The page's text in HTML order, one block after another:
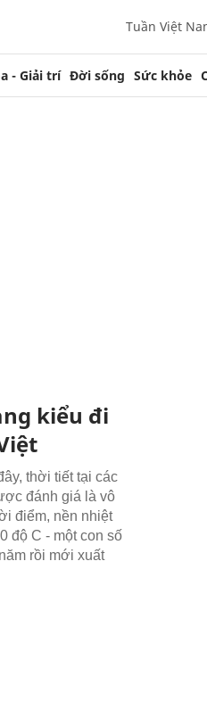
Tuần Việt
- Giải trí Đời sống Sức khỏe
kiểu đi
thời tiết tại các
đánh giá là vô
điểm, nền nhiệt
độ C - một con số
rồi mới xuất